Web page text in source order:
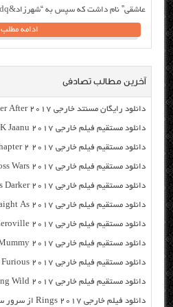
عاشقی” نام داشت که سپس به “شهرزاد&rdq...
ادامه مطلب
آخرین مطالب تصادفی
دانلود رایگان مسنتد خارجی Britney Ever After 2017 با لینک مستقیم
دانلود مستقیم فیلم خارجی OK Jaanu 2017 از سرور سایت
دانلود مستقیم فیلم خارجی John Wick: Chapter 2 2017 از سرور سایت
دانلود مستقیم فیلم خارجی Cross Wars 2017 از سرور سایت
دانلود مستقیم فیلم خارجی Fifty Shades Darker 2017 از سرور سایت
دانلود مستقیم فیلم خارجی From Straight As 2017 از سرور سایت
دانلود مستقیم فیلم خارجی Zeroville 2017 از سرور سایت
دانلود مستقیم فیلم خارجی The Mummy 2017 از سرور سایت
دانلود مستقیم فیلم خارجی The Fate of the Furious 2017 از سرور سایت
دانلود مستقیم فیلم خارجی Running Wild 2017 از سرور سایت
دانلود فیلم خارجی Rings 2017 از سرور سایت